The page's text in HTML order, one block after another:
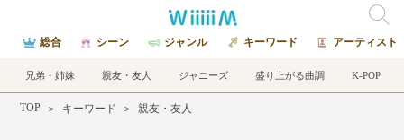
総合 シーン ジャンル キーワード アーティスト
兄弟・姉妹 親友・友人 ジャニーズ 盛り上がる曲調 K-POP
TOP ＞ キーワード ＞ 親友・友人